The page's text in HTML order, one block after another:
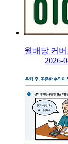
월배당 커
2026-